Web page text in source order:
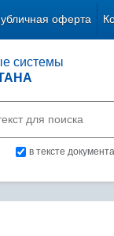
оферта
системы
в тексте документа